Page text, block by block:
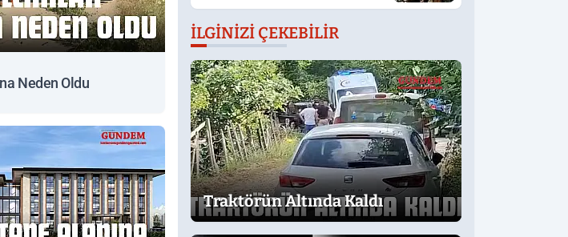
Neden Oldu
İLGINIZI ÇEKEBILIR
Traktörün Altında Kaldı